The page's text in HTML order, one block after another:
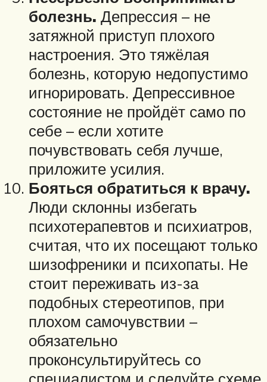
болезнь. Депрессия – не
затяжной приступ плохого
настроения. Это тяжёлая
болезнь, которую недопустимо
игнорировать. Депрессивное
состояние не пройдёт само по
себе – если хотите
почувствовать себя лучше,
приложите усилия.
Бояться обратиться к врачу.
Люди склонны избегать
психотерапевтов и психиатров,
считая, что их посещают только
шизофреники и психопаты. Не
стоит переживать из-за
подобных стереотипов, при
плохом самочувствии –
обязательно
проконсультируйтесь со